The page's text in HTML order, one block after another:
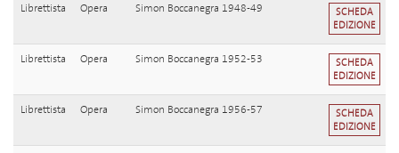
Librettista Opera Simon Boccanegra 1948-49
SCHEDA
EDIZIONE
Librettista Opera Simon Boccanegra 1952-53
SCHEDA
EDIZIONE
Librettista Opera Simon Boccanegra 1956-57
SCHEDA
EDIZIONE